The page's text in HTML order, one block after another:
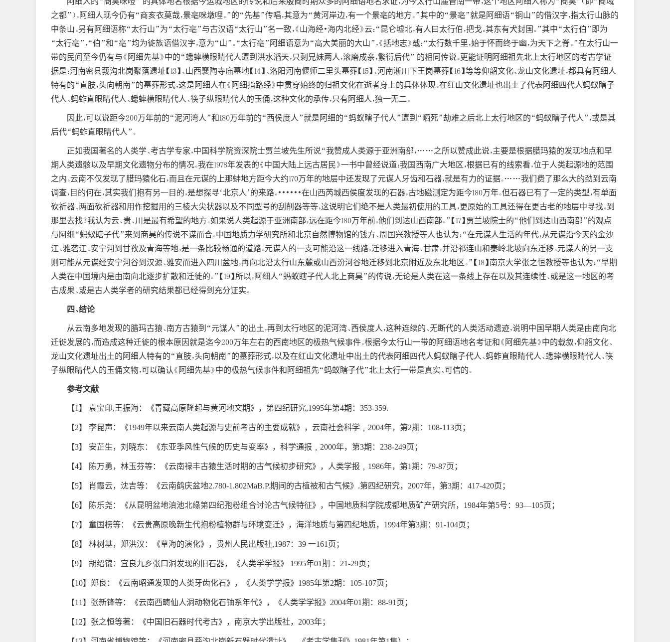
之都”）。阿细人现今仍有“商亥衣莫哉，景亳咪墩哩。”的“先基”传唱，其意为“黄河岸边，有一个景亳的地方。”其中的“景亳”就是阿细语“铜山”的借汉字，指太行山脉的
中条山。另有阿细语称“太行山”为“太行亳”与古汉语“太行山”名一致，《山海经•海内北经》云：“昆仑墟北，有人曰太行伯，把戈。其东有犬封国。”其中“太行伯”即为
“太行亳”，“伯”和“亳”均为徙族语借汉字，意为“山”。“太行亳”阿细语意为“高大美丽的大山”，《括地志》载：“太行数千里，始于怀而终于幽，为天下之脊。”在太行山一
带的民间至今仍有与《阿细先基》中的“蟋蟀横眼睛代人遭到洪水滔天，只剩兄妹两人，滚磨成亲，繁衍后代” 的相同传说。更能证明阿细祖先北上太行地区的考古学证
据是：河南密县莪沟北岗聚落遗址【13】、山西襄陶寺庙墓地【14】、洛阳河南偃师二里头墓葬【15】、河南淅川下王岗墓葬【16】等等仰韶文化、龙山文化遗址，都具有阿细人
特有的“直肢，头向朝南”的墓葬形式，这是阿细人在《阿细指路经》中贯穿始终的归祖文化在逝者身上的具体体现。在红山文化遗址也出土了代表阿细四代人蚂蚁瞎子
代人、蚂蚱直眼睛代人、蟋蟀横眼睛代人、筷子纵眼睛代人的玉俑，这种文化的承传，只有阿细人，独一无二。
因此，可以说距今200万年前的“泥河湾人”和180万年前的“西侯度人”就是阿细的“蚂蚁瞎子代人”遭到“晒死”劫难之后北上太行地区的“蚂蚁瞎子代人”，或是其
后代“蚂蚱直眼睛代人”。
正如我国著名的人类学、考古学专家，中国科学院资深院士贾兰坡先生所说“我赞成人类源于亚洲南部，……之所以赞成此说，主要是根据腊玛猿的发现地点和早
期人类遗骸以及早期文化遗物分布的情况。我在1978年发表的《中国大陆上远古居民》一书中曾经说道：我国西南广大地区，根据已有的线索看，位于人类起源地的范围
之内。云南不仅发现了腊玛猿化石，而且在元谋的上那蚌地方距今大约170万年的地层中还发现了元谋人牙齿和石器，就是有力的证据。……我们费了那么大的劲到云南
调查，目的何在，其实我们抱有另一目的，是想探寻‘北京人’的来路。••••••在山西芮城西侯度发现的石器，古地磁测定为距今180万年。但石器已有了一定的类型，有单面
砍祈器、两面砍祈器和用作挖掘用的三棱大尖状器以及不同型号的刮削器等等，这说明它们绝不是人类最初使用的工具，更原始的工具还得在更古老的地层中寻找。到
那里去找？我认为云、贵、川是最有希望的地方。如果说人类起源于亚洲南部，远在距今180万年前，他们到达山西南部。”【17】贾兰坡院士的“他们到达山西南部”的观点
与阿细“蚂蚁瞎子代”来到商昊的传说不谋而合。中国地质力学研究所和北京自然博物馆的钱方、周国兴教授等人也认为：“在元谋人生活的年代，从元谋沿今天的金沙
江、雅砻江、安宁河到甘孜及青海等地，是一条比较畅通的道路。元谋人的一支可能沿这一线路，迁移进入青海、甘肃，并沿祁连山和秦岭北坡向东迁移。元谋人的另一支
则可能从元谋经安宁河谷到汉源、雅安而进入四川盆地，再向北沿太行山东麓或山西汾河谷地迁移到北京附近及东北地区。”【18】南京大学张之恒教授等也认为：“早期
人类在中国境内是由南向北逐步扩散和迁徙的。”【19】所以，阿细人“蚂蚁瞎子代人北上商昊”的传说，无论是人类在这一条线上存在以及其连续性、或是这一地区的考
古成果、或是古人类学者的研究结果都已经得到充分证实。
四、结论
从云南多地发现的腊玛古猿、南方古猿到“元谋人”的出土，再到太行地区的泥河湾、西侯度人，这种连续的、无断代的人类活动遗迹，说明中国早期人类是由南向北
迁徙发展的，而造成这种迁徙的根本原因就是迄今200万年左右的西南地区的极热气候事件。根据今太行山一带的阿细语地名考证和《阿细先基》中的载叙，仰韶文化、
龙山文化遗址出土的阿细人特有的“直肢，头向朝南”的墓葬形式，以及在红山文化遗址中出土的代表阿细四代人蚂蚁瞎子代人、蚂蚱直眼睛代人、蟋蟀横眼睛代人、筷
子纵眼睛代人的玉俑文物，可以确认《阿细先基》中的极热气候事件和阿细祖先“蚂蚁瞎子代”北上太行一带是真实、可信的。
参考文献
【1】 袁宝印,王振海：《青藏高原隆起与黄河地文期》，第四纪研究,1995年第4期：353-359.
【2】 李昆声：《1949年以来云南人类起源与史前考古的主要成就》，云南社会科学﹐2004年，第2期：108-113页；
【3】 安芷生，刘晓东：《东亚季风性气候的历史与变率》，科学通报﹐2000年，第3期：238-249页；
【4】 陈万勇，林玉芬等：《云南禄丰古猿生活时期的古气候初步研究》，人类学报﹐1986年，第1期：79-87页；
【5】 肖霞云，沈吉等：《云南鹤庆盆地2.780-1.802MaB.P.期间的古植被和古气候》.第四纪研究，2007年，第3期：417-420页；
【6】 陈乐尧：《从昆明盆地滇池北缘第四纪孢粉组合讨论古气候特征》，中国地质科学院成都地质矿产研究所，1984年第5号：93—105页；
【7】 童国榜等：《云贵高原晚新生代抱粉植物群与环境变迁》，海洋地质与第四纪地质，1994年第3期：91-104页；
【8】 林树基，郑洪汉：《草海的演化》，贵州人民出版社,1987：39 一161页；
【9】 胡绍锦：宜良九乡张口洞发现的旧石器，《人类学学报》 1995年01期 ：21-29页；
【10】郑良：《云南昭通发现的人类牙齿化石》，《人类学学报》1985年第2期：105-107页；
【11】张新锋等：《云南西畴仙人洞动物化石铀系年代》，《人类学学报》2004年01期：88-91页；
【12】张之恒等著：《中国旧石器时代考古》，南京大学出版社，2003年；